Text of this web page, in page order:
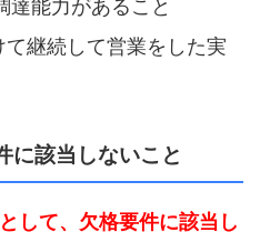
達能力があること
継続して営業をした実
に該当しないこと
して、欠格要件に該当し